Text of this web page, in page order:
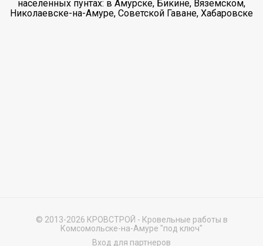
населенных пунтах: в Амурске, Бикине, Вяземском,
Николаевске-на-Амуре, Советской Гаване, Хабаровске
© 2013-2026 КРОВСТРОЙ - Кровельные работы в
Комсомольске-на-Амуре "под ключ"
Вход для партнеров